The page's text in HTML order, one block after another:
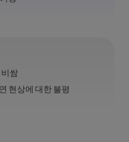
비쌈
현상에 대한 불평